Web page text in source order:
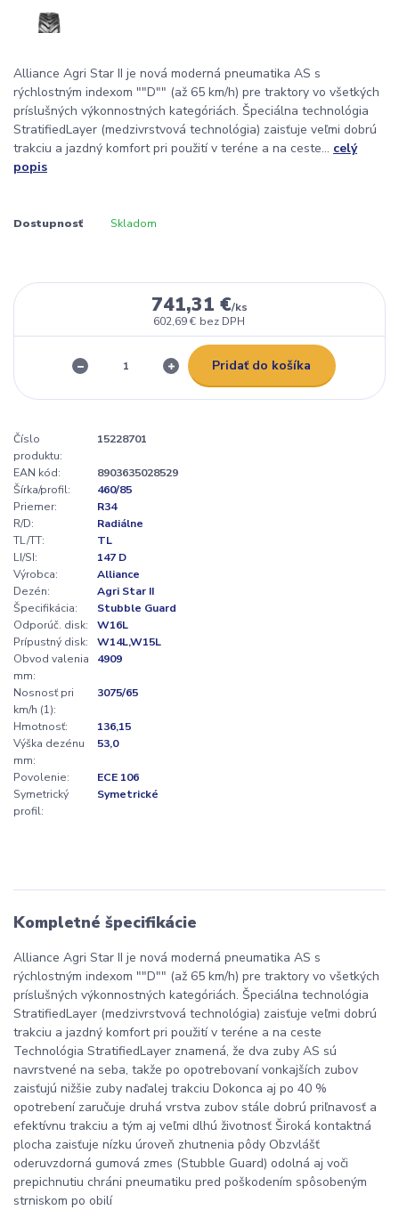
Alliance Agri Star II je nová moderná pneumatika AS s
rýchlostným indexom ""D"" (až 65 km/h) pre traktory vo všetkých
príslušných výkonnostných kategóriách. Špeciálna technológia
StratifiedLayer (medzivrstvová technológia) zaisťuje veľmi dobrú
trakciu a jazdný komfort pri použití v teréne a na ceste... celý
popis
Dostupnosť Skladom
741,31 €/ks
602,69 € bez DPH
Pridať do košíka
Číslo
produktu:
15228701
EAN kód:
8903635028529
Šírka/profil:
460/85
Priemer:
R34
R/D:
Radiálne
TL/TT:
TL
LI/SI:
147 D
Výrobca:
Alliance
Dezén:
Agri Star II
Špecifikácia:
Stubble Guard
Odporúč. disk:
W16L
Prípustný disk:
W14L,W15L
Obvod valenia
mm:
4909
Nosnosť pri
km/h (1):
3075/65
Hmotnosť:
136,15
Výška dezénu
mm:
53,0
Povolenie:
ECE 106
Symetrický
profil:
Symetrické
Kompletné špecifikácie
Alliance Agri Star II je nová moderná pneumatika AS s
rýchlostným indexom ""D"" (až 65 km/h) pre traktory vo všetkých
príslušných výkonnostných kategóriách. Špeciálna technológia
StratifiedLayer (medzivrstvová technológia) zaisťuje veľmi dobrú
trakciu a jazdný komfort pri použití v teréne a na ceste
Technológia StratifiedLayer znamená, že dva zuby AS sú
navrstvené na seba, takže po opotrebovaní vonkajších zubov
zaisťujú nižšie zuby naďalej trakciu Dokonca aj po 40 %
opotrebení zaručuje druhá vrstva zubov stále dobrú priľnavosť a
efektívnu trakciu a tým aj veľmi dlhú životnosť Široká kontaktná
plocha zaisťuje nízku úroveň zhutnenia pôdy Obzvlášť
oderuvzdorná gumová zmes (Stubble Guard) odolná aj voči
prepichnutiu chráni pneumatiku pred poškodením spôsobeným
strniskom po obilí